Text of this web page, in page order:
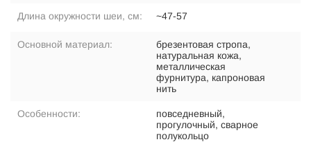
Длина окружности шеи, см: ~47-57
Основной материал:
брезентовая стропа,
натуральная кожа,
металлическая
фурнитура, капроновая
нить
Особенности:
повседневный,
прогулочный, сварное
полукольцо